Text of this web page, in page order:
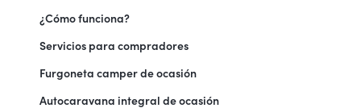
¿Cómo funciona?
Servicios para compradores
Furgoneta camper de ocasión
Autocaravana integral de ocasión